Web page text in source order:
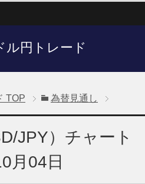
ル円トレード
TOP 為替見通し
JPY）チャート
月04日